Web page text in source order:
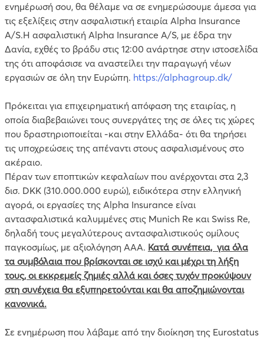
ενημέρωσή σου, θα θέλαμε να σε ενημερώσουμε άμεσα για
τις εξελίξεις στην ασφαλιστική εταιρία Alpha Insurance
A/S.Η ασφαλιστική Alpha Insurance A/S, με έδρα την
Δανία, εχθές το βράδυ στις 12:00 ανάρτησε στην ιστοσελίδα
της ότι αποφάσισε να αναστείλει την παραγωγή νέων
εργασιών σε όλη την Ευρώπη. https://alphagroup.dk/
Πρόκειται για επιχειρηματική απόφαση της εταιρίας, η
οποία διαβεβαιώνει τους συνεργάτες της σε όλες τις χώρες
που δραστηριοποιείται -και στην Ελλάδα- ότι θα τηρήσει
τις υποχρεώσεις της απέναντι στους ασφαλισμένους στο
ακέραιο.
Πέραν των εποπτικών κεφαλαίων που ανέρχονται στα 2,3
δισ. DKK (310.000.000 ευρώ), ειδικότερα στην ελληνική
αγορά, οι εργασίες της Alpha Insurance είναι
αντασφαλιστικά καλυμμένες στις Munich Re και Swiss Re,
δηλαδή τους μεγαλύτερους αντασφαλιστικούς ομίλους
παγκοσμίως, με αξιολόγηση ΑΑΑ. Κατά συνέπεια, για όλα
τα συμβόλαια που βρίσκονται σε ισχύ και μέχρι τη λήξη
τους, οι εκκρεμείς ζημιές αλλά και όσες τυχόν προκύψουν
στη συνέχεια θα εξυπηρετούνται και θα αποζημιώνονται
κανονικά.
Σε ενημέρωση που λάβαμε από την διοίκηση της Eurostatus